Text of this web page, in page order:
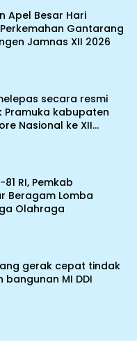
Apel Besar Hari
Gantarang
Jamnas XII 2026
secara resmi
Pramuka kabupaten
Nasional ke XII
Cibubur
RI, Pemkab
Beragam Lomba
Olahraga
gerak cepat tindak
MI DDI